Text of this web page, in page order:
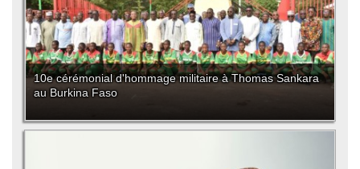
10e cérémonial d'hommage militaire à Thomas Sankara
au Burkina Faso